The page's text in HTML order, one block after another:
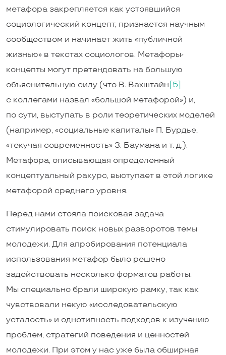
метафора закрепляется как устоявшийся
социологический концепт, признается научным
сообществом и начинает жить «публичной
жизнью» в текстах социологов. Метафоры-
концепты могут претендовать на большую
объяснительную силу (что В. Вахштайн [5]
с коллегами назвал «большой метафорой») и,
по сути, выступать в роли теоретических моделей
(например, «социальные капиталы» П. Бурдье,
«текучая современность» З. Баумана и т. д.).
Метафора, описывающая определенный
концептуальный ракурс, выступает в этой логике
метафорой среднего уровня.
Перед нами стояла поисковая задача
стимулировать поиск новых разворотов темы
молодежи. Для апробирования потенциала
использования метафор было решено
задействовать несколько форматов работы.
Мы специально брали широкую рамку, так как
чувствовали некую «исследовательскую
усталость» и однотипность подходов к изучению
проблем, стратегий поведения и ценностей
молодежи. При этом у нас уже была обширная